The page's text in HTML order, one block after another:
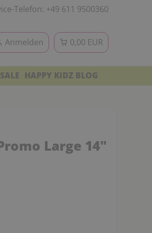
Telefon: +49 611 9500360
Anmelden 0,00 EUR
SALE HAPPY KIDZ BLOG
Large 14"